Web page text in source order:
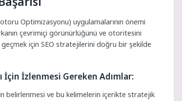
Optimizasyonu) uygulamalarının önemi
çevrimiçi görünürlüğünü ve otoritesini
için SEO stratejilerini doğru bir şekilde
İçin İzlenmesi Gereken Adımlar:
belirlenmesi ve bu kelimelerin içerikte stratejik